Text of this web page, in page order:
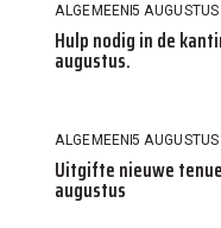
ALGEMEEN5
Hulp nodig in de
augustus.
ALGEMEEN5
Uitgifte nieuwe
augustus